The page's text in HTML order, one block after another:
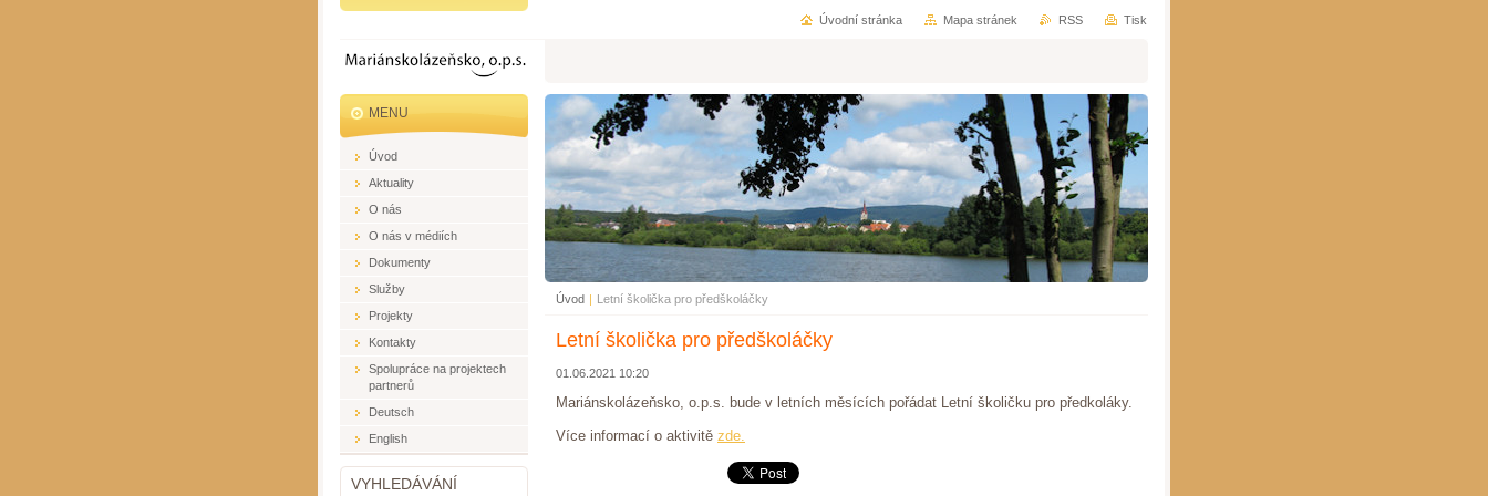
Úvod | Letní školička pro předškoláčky
Letní školička pro předškoláčky
01.06.2021 10:20
Mariánskolázeňsko, o.p.s. bude v letních měsících pořádat Letní školičku pro předkoláky.
Více informací o aktivitě zde.
MENU
Úvod
Aktuality
O nás
O nás v médiích
Dokumenty
Služby
Projekty
Kontakty
Spolupráce na projektech
partnerů
Deutsch
English
VYHLEDÁVÁNÍ
Úvodní stránka Mapa stránek RSS Tisk